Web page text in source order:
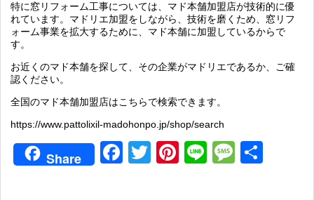
特に窓リフォーム工事については、マド本舗加盟店が技術的に優
れています。マドリエ加盟をしながら、技術を磨くため、窓リフ
ォーム事業を拡大するために、マド本舗に加盟しているからで
す。
お近くのマド本舗を探して、その企業がマドリエであるか、ご確
認ください。
全国のマド本舗加盟店はこちらで検索できます。
https://www.pattolixil-madohonpo.jp/shop/search
Share Facebook
TwitterPinterest
Line